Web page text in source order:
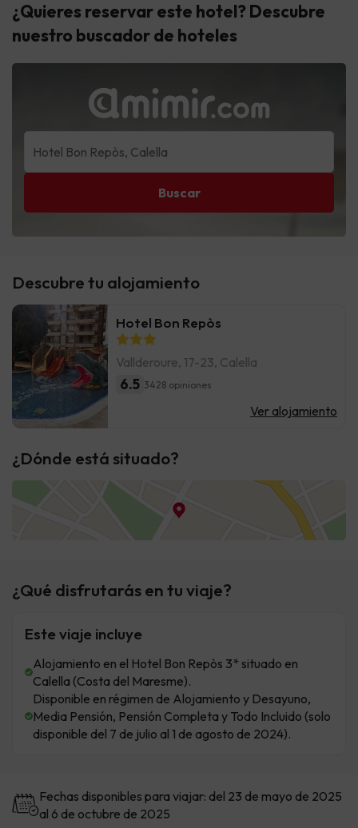
Descubre tu alojamiento
Hotel Bon Repòs
Vallderoure, 17-23, Calella
6.5 3428 opiniones
Ver alojamiento
¿Dónde está situado?
¿Qué disfrutarás en tu viaje?
Este viaje incluye
Alojamiento en el Hotel Bon Repòs 3* situado en
Calella (Costa del Maresme).
Disponible en régimen de Alojamiento y Desayuno,
Media Pensión, Pensión Completa y Todo Incluido (solo
disponible del 7 de julio al 1 de agosto de 2024).
Fechas disponibles para viajar: del 23 de mayo de 2025
al 6 de octubre de 2025
¿Quieres reservar este hotel? Descubre
nuestro buscador de hoteles
Buscar